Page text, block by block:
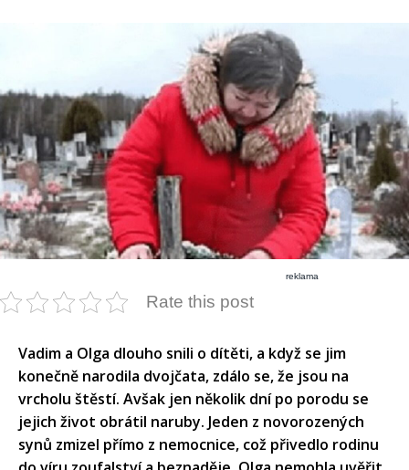
reklama
Rate this post
Vadim a Olga dlouho snili o dítěti, a když se jim
konečně narodila dvojčata, zdálo se, že jsou na
vrcholu štěstí. Avšak jen několik dní po porodu se
jejich život obrátil naruby. Jeden z novorozených
synů zmizel přímo z nemocnice, což přivedlo rodinu